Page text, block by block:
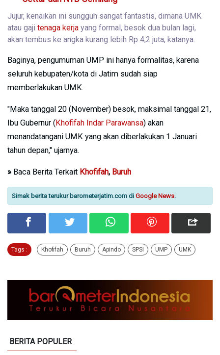
Jujur, kenaikan ini sungguh sangat fantastis, dimana UMK
atau gaji tenaga kerja yang formal, besok dua bulan lagi,
akan tembus ke angka kurang lebih Rp 4,2 juta, katanya.
Baginya, pengumuman UMP ini hanya formalitas, karena
seluruh kebupaten/kota di Jatim sudah siap
memberlakukan UMK.
"Maka tanggal 20 (November) besok, maksimal tanggal 21,
Ibu Gubernur (Khofifah Indar Parawansa) akan
menandatangani UMK yang akan diberlakukan 1 Januari
tahun depan," ujarnya.
» Baca Berita Terkait Khofifah, Buruh
Simak berita terukur barometerjatim.com di Google News.
Tags : Khofifah Buruh Apindo SPSI UMP UMK
BERITA POPULER